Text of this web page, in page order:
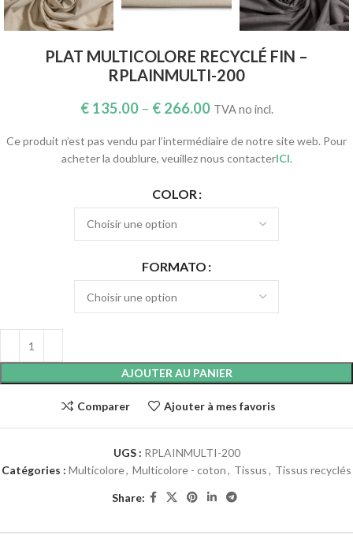
PLAT MULTICOLORE RECYCLÉ FIN –
RPLAINMULTI-200
€135.00– €266.00 TVA no incl.
Ce produit n’est pas vendu par l’intermédiaire de notre site web. Pour
acheter la doublure, veuillez nous contacterICI.
COLOR
FORMATO
AJOUTER AU PANIER
Comparer Ajouter à mes favoris
UGS : RPLAINMULTI-200
Catégories : Multicolore, Multicolore - coton, Tissus, Tissus recyclés
Share: